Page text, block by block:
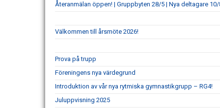
Återanmälan öppen! | Gruppbyten 28/5 | Nya deltagare 10/
Välkommen till årsmöte 2026!
Prova på trupp
Föreningens nya värdegrund
Introduktion av vår nya rytmiska gymnastikgrupp – RG4!
Juluppvisning 2025